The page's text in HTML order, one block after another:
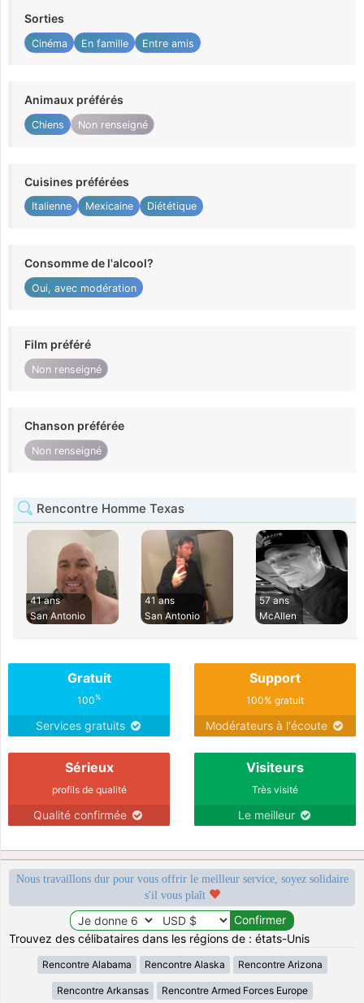
Sorties
Cinéma En famille Entre amis
Animaux préférés
Chiens Non renseigné
Cuisines préférées
Italienne Mexicaine Diététique
Consomme de l'alcool?
Oui, avec modération
Film préféré
Non renseigné
Chanson préférée
Non renseigné
Rencontre Homme Texas
41 ans
San Antonio
41 ans
San Antonio
57 ans
McAllen
Gratuit
100%
Services gratuits
Support
100% gratuit
Modérateurs à l'écoute
Sérieux
profils de qualité
Qualité confirmée
Visiteurs
Très visité
Le meilleur
Nous travaillons dur pour vous offrir le meilleur service, soyez solidaire
s'il vous plaît
Trouvez des célibataires dans les régions de : états-Unis
Rencontre Alabama Rencontre Alaska Rencontre Arizona
Rencontre Arkansas Rencontre Armed Forces Europe